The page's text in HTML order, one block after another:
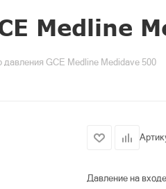
Medline
давления GCE Medline Medidave 500
Давление на